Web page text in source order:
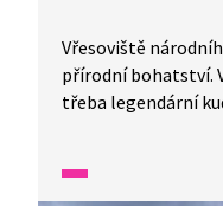
Vřesoviště
přírodní bohatství.
třeba legendární